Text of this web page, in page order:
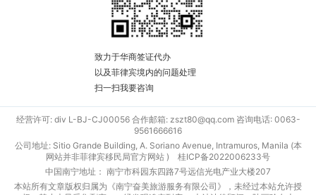
致力于华商签证代办
以及菲律宾境内的问题处理
扫一扫我要咨询
经营许可: div L-BJ-CJ00056 合作邮箱: zszt80@qq.com 咨询电话: 0063-
9561666616
公司地址: Sitio Grande Building, A. Soriano Avenue, Intramuros, Manila (本
网站并非菲律宾移民局官方网站 ) 桂ICP备2022006233号
中国南宁地址： 南宁市科园东四路7号远信光电产业大楼207
本站所有文章版权归属为《南宁奋美旅游服务有限公司》，未经过本站允许授